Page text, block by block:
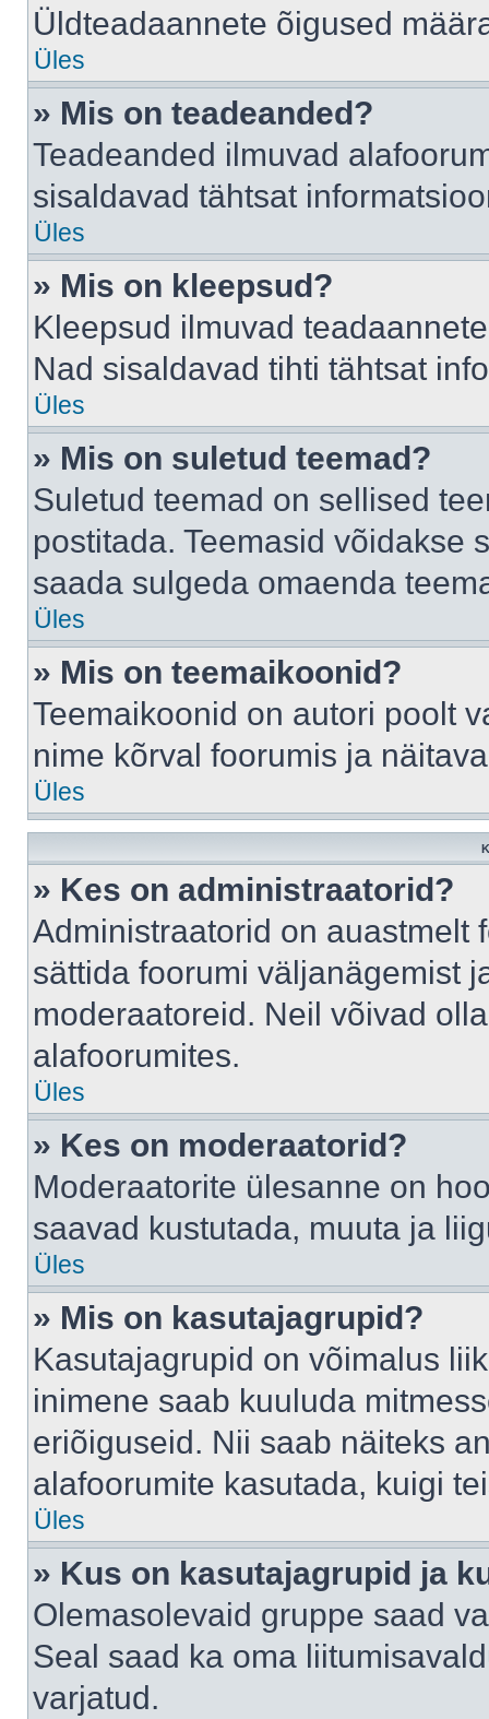
Üldteadaannete õigused
Üles
» Mis on teadeanded?
Teadeanded ilmuvad
sisaldavad tähtsat
Üles
» Mis on kleepsud?
Kleepsud ilmuvad
Nad sisaldavad tihti tähtsat
Üles
» Mis on suletud teemad?
Suletud teemad on sellised
postitada. Teemasid võidakse
saada sulgeda omaenda
Üles
» Mis on teemaikoonid?
Teemaikoonid on autori poolt
nime kõrval foorumis ja
Üles
» Kes on administraatorid?
Administraatorid on auastmelt
sättida foorumi väljanägemist
moderaatoreid. Neil võivad
alafoorumites.
Üles
» Kes on moderaatorid?
Moderaatorite ülesanne on
saavad kustutada, muuta ja
Üles
» Mis on kasutajagrupid?
Kasutajagrupid on võimalus
inimene saab kuuluda
eriõiguseid. Nii saab näiteks
alafoorumite kasutada, kuigi
Üles
» Kus on kasutajagrupid ja
Olemasolevaid gruppe saad
Seal saad ka oma
varjatud.